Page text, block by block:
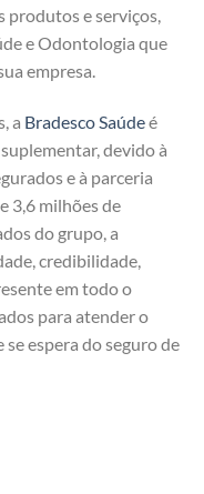
produtos e serviços,
e Odontologia que
empresa.
a Bradesco Saúdeé
devido à
e à parceria
3,6 milhões de
do grupo, a
credibilidade,
em todo o
para atender o
espera do seguro de